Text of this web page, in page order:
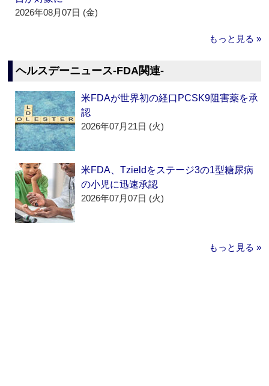
2026年08月07日 (金)
もっと見る »
ヘルスデーニュース‐FDA関連‐
米FDAが世界初の経口PCSK9阻害薬を承
認
2026年07月21日 (火)
米FDA、Tzieldをステージ3の1型糖尿病
の小児に迅速承認
2026年07月07日 (火)
もっと見る »